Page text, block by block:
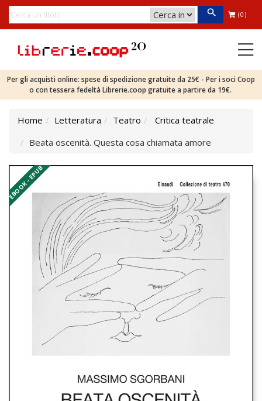
(0)
Per gli acquisti online: spese di spedizione gratuite da 25€ - Per i soci Coop
o con tessera fedeltà Librerie.coop gratuite a partire da 19€.
Home Letteratura Teatro
Critica teatrale
Beata oscenità. Questa cosa chiamata amore
EBOOK - EPUB